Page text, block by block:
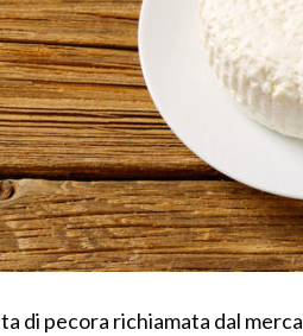
di pecora richiamata dal